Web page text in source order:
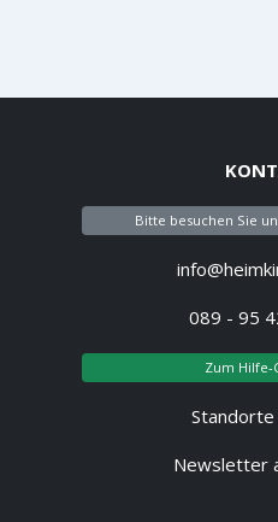
Bitte besuchen Sie
089 - 95
Zum
Standorte
Newsletter